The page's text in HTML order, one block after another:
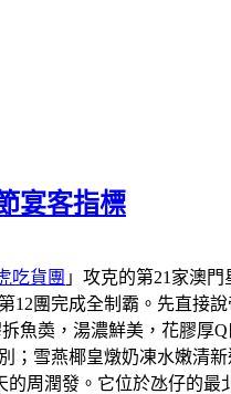
宴客指標
吃貨團 」攻克的第21家澳門
12團完成全制霸。先直接
魚𡙡，湯濃鮮美，花膠厚Q
；雪燕椰皇燉奶凍水嫩清
周潤發。它位於氹仔的最